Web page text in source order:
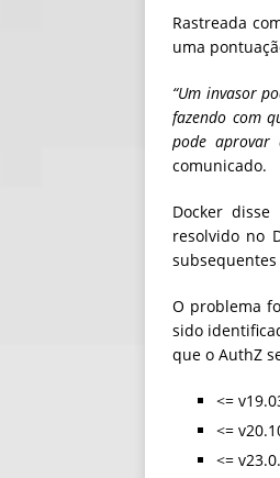
Rastreada
uma
“Um invasor
fazendo com
pode aprovar
comunicado.
Docker
resolvido no
subsequentes
O problema
sido
que o AuthZ
<=
<=
<=